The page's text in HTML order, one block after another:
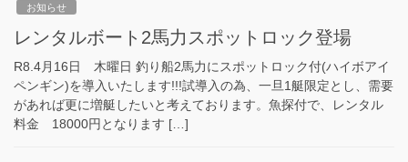
お知らせ
レンタルボート2馬力スポットロック登場
R8.4月16日 木曜日 釣り船2馬力にスポットロック付(ハイボアイ
ペンギン)を導入いたします!!!試導入の為、一旦1艇限定とし、需要
があれば更に増艇したいと考えております。魚探付で、レンタル
料金 18000円となります […]